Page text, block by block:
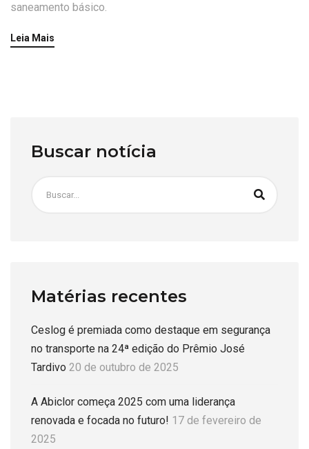
saneamento básico.
Leia Mais
Buscar notícia
Matérias recentes
Ceslog é premiada como destaque em segurança
no transporte na 24ª edição do Prêmio José
Tardivo 20 de outubro de 2025
A Abiclor começa 2025 com uma liderança
renovada e focada no futuro! 17 de fevereiro de
2025